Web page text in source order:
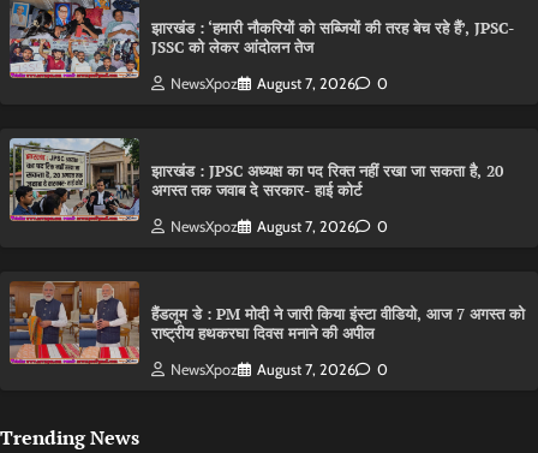
झारखंड : ‘हमारी नौकरियों को सब्जियों की तरह बेच रहे हैं’, JPSC-
JSSC को लेकर आंदोलन तेज
NewsXpoz August 7, 2026 0
झारखंड : JPSC अध्यक्ष का पद रिक्त नहीं रखा जा सकता है, 20
अगस्त तक जवाब दे सरकार- हाई कोर्ट
NewsXpoz August 7, 2026 0
हैंडलूम डे : PM मोदी ने जारी किया इंस्टा वीडियो, आज 7 अगस्त को
राष्ट्रीय हथकरघा दिवस मनाने की अपील
NewsXpoz August 7, 2026 0
Trending News